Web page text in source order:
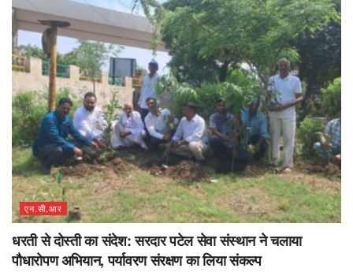
एन.सी.आर
धरती से दोस्ती का संदेश: सरदार पटेल सेवा संस्थान ने चलाया
पौधारोपण अभियान, पर्यावरण संरक्षण का लिया संकल्प